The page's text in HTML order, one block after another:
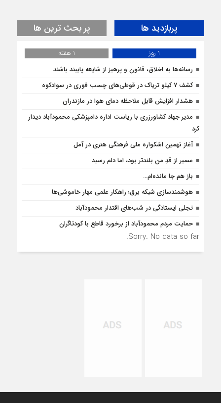
پربازدید ها پر بحث ترین ها
1 روز
1 هفته
رسانه‌ها به اخلاق، قانون و پرهیز از شایعه پایبند باشند
کشف 7 کیلو تریاک در قوطی‌‌های چسب فوری در سوادکوه
هشدار افزایش قابل ملاحظه دمای هوا در مازندران
مدیر جهاد کشاورزری با ریاست اداره دامپزشکی محمودآباد دیدار
کرد
آغاز نهمین اشکواره ملی فرهنگی هنری در آمل
مسیر از قدِ من بلندتر بود، اما دلم رسید
باز هم جا مانده‌ام…
هوشمندسازی شبکه برق؛ راهکار علمی مهار خاموشی‌ها
تجلی ایستادگی در شب‌های اقتدار محمودآباد
حمایت مردم محمودآباد از برخورد قاطع با کودتاگران
Sorry. No data so far.